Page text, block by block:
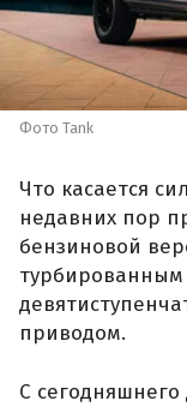
Фото Tank
Что касается
недавних пор
бензиновой
турбированным
приводом.
С сегодняшнего